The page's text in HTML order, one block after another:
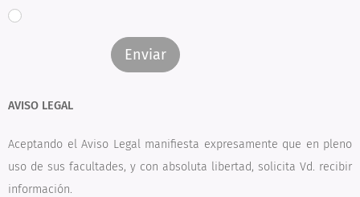
Enviar
AVISO LEGAL
Aceptando el Aviso Legal manifiesta expresamente que en pleno
uso de sus facultades, y con absoluta libertad, solicita Vd. recibir
información.